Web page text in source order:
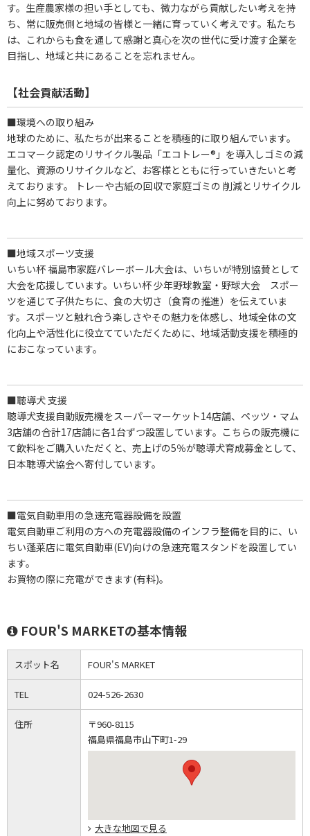
す。生産農家様の担い手としても、微力ながら貢献したい考えを持
ち、常に販売側と地域の皆様と一緒に育っていく考えです。私たち
は、これからも食を通して感謝と真心を次の世代に受け渡す企業を
目指し、地域と共にあることを忘れません。
【社会貢献活動】
■環境への取り組み
地球のために、私たちが出来ることを積極的に取り組んでいます。
エコマーク認定のリサイクル製品「エコトレー®」を導入しゴミの減
量化、資源のリサイクルなど、お客様とともに行っていきたいと考
えております。 トレーや古紙の回収で家庭ゴミの 削減とリサイクル
向上に努めております。
■地域スポーツ支援
いちい杯 福島市家庭バレーボール大会は、いちいが特別協賛として
大会を応援しています。いちい杯 少年野球教室・野球大会 スポー
ツを通じて子供たちに、食の大切さ（食育の推進）を伝えていま
す。スポーツと触れ合う楽しさやその魅力を体感し、地域全体の文
化向上や活性化に役立てていただくために、地域活動支援を積極的
におこなっています。
■聴導犬 支援
聴導犬支援自動販売機をスーパーマーケット14店舗、ペッツ・マム
3店舗の合計17店舗に各1台ずつ設置しています。こちらの販売機に
て飲料をご購入いただくと、売上げの5％が聴導犬育成募金として、
日本聴導犬協会へ寄付しています。
■電気自動車用の急速充電器設備を設置
電気自動車ご利用の方への充電器設備のインフラ整備を目的に、い
ちい蓬莱店に電気自動車(EV)向けの急速充電スタンドを設置してい
ます。
お買物の際に充電ができます(有料)。
FOUR'S MARKETの基本情報
スポット名 FOUR'S MARKET
TEL 024-526-2630
住所
〒960-8115
福島県福島市山下町1-29
大きな地図で見る